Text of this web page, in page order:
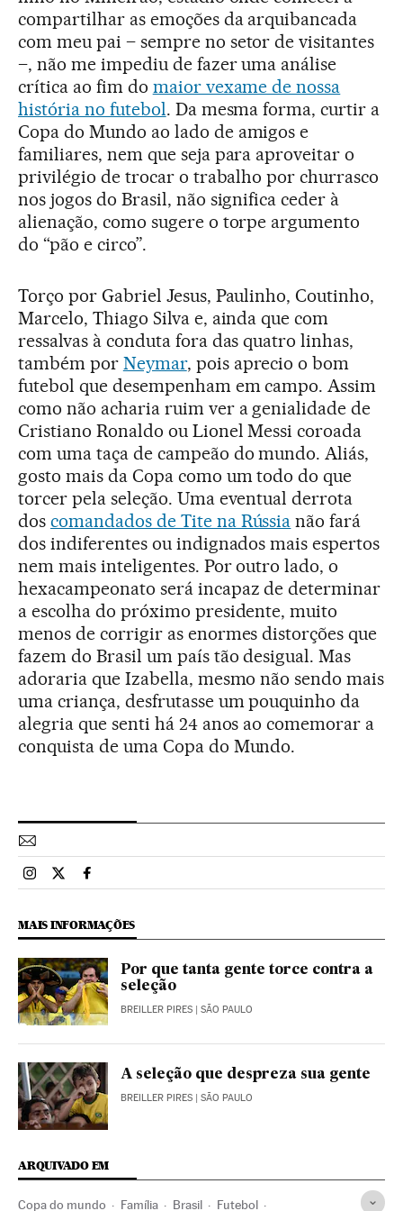
compartilhar as emoções da arquibancada
com meu pai – sempre no setor de visitantes
–, não me impediu de fazer uma análise
crítica ao fim do maior vexame de nossa
história no futebol. Da mesma forma, curtir a
Copa do Mundo ao lado de amigos e
familiares, nem que seja para aproveitar o
privilégio de trocar o trabalho por churrasco
nos jogos do Brasil, não significa ceder à
alienação, como sugere o torpe argumento
do “pão e circo”.
Torço por Gabriel Jesus, Paulinho, Coutinho,
Marcelo, Thiago Silva e, ainda que com
ressalvas à conduta fora das quatro linhas,
também por Neymar, pois aprecio o bom
futebol que desempenham em campo. Assim
como não acharia ruim ver a genialidade de
Cristiano Ronaldo ou Lionel Messi coroada
com uma taça de campeão do mundo. Aliás,
gosto mais da Copa como um todo do que
torcer pela seleção. Uma eventual derrota
dos comandados de Tite na Rússia não fará
dos indiferentes ou indignados mais espertos
nem mais inteligentes. Por outro lado, o
hexacampeonato será incapaz de determinar
a escolha do próximo presidente, muito
menos de corrigir as enormes distorções que
fazem do Brasil um país tão desigual. Mas
adoraria que Izabella, mesmo não sendo mais
uma criança, desfrutasse um pouquinho da
alegria que senti há 24 anos ao comemorar a
conquista de uma Copa do Mundo.
Esportes El País Brasil en Instagram
Esportes El País Brasil en Twitter
Esportes El País Brasil en Facebook
MAIS INFORMAÇÕES
Por que tanta gente torce contra a
seleção
BREILLER PIRES | SÃO PAULO
A seleção que despreza sua gente
BREILLER PIRES | SÃO PAULO
ARQUIVADO EM
Copa do mundo Família Brasil Futebol